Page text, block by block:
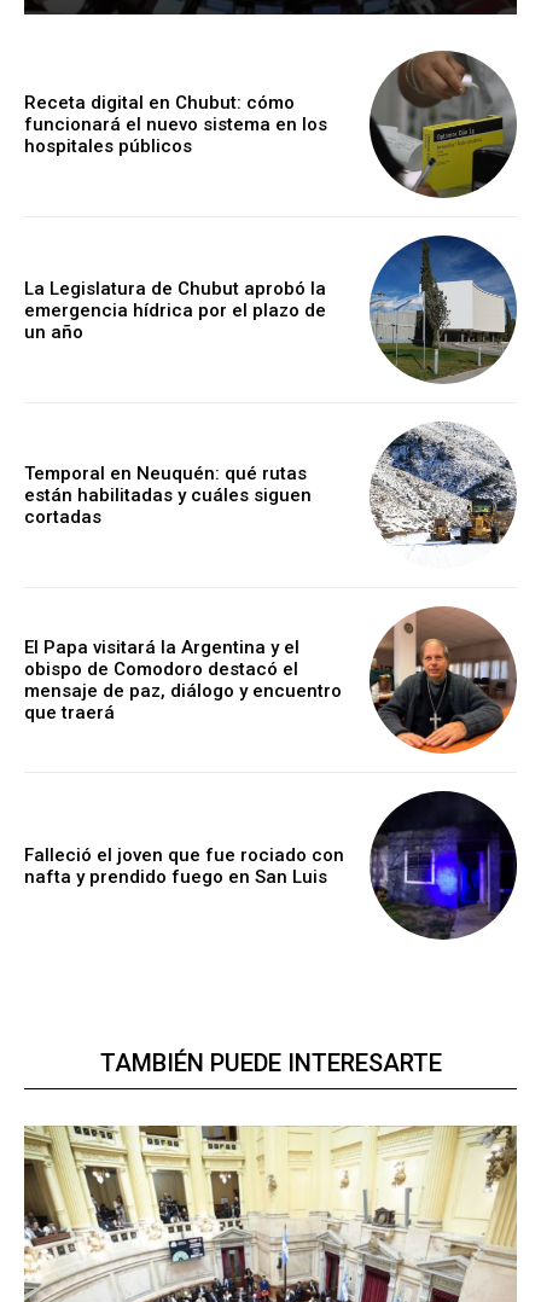
Receta digital en Chubut: cómo
funcionará el nuevo sistema en los
hospitales públicos
La Legislatura de Chubut aprobó la
emergencia hídrica por el plazo de
un año
Temporal en Neuquén: qué rutas
están habilitadas y cuáles siguen
cortadas
El Papa visitará la Argentina y el
obispo de Comodoro destacó el
mensaje de paz, diálogo y encuentro
que traerá
Falleció el joven que fue rociado con
nafta y prendido fuego en San Luis
TAMBIÉN PUEDE INTERESARTE